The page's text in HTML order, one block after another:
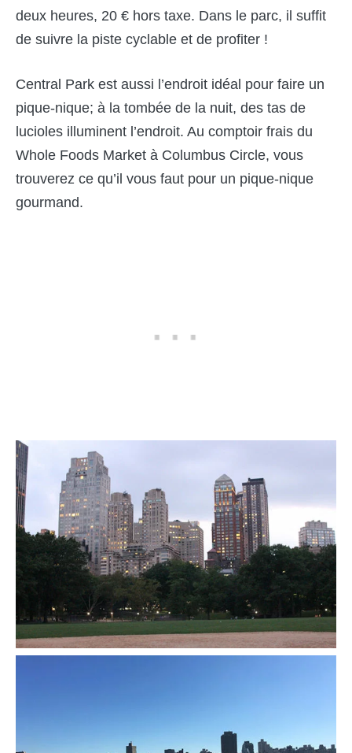
deux heures, 20 € hors taxe. Dans le parc, il suffit
de suivre la piste cyclable et de profiter !
Central Park est aussi l’endroit idéal pour faire un
pique-nique; à la tombée de la nuit, des tas de
lucioles illuminent l’endroit. Au comptoir frais du
Whole Foods Market à Columbus Circle, vous
trouverez ce qu’il vous faut pour un pique-nique
gourmand.